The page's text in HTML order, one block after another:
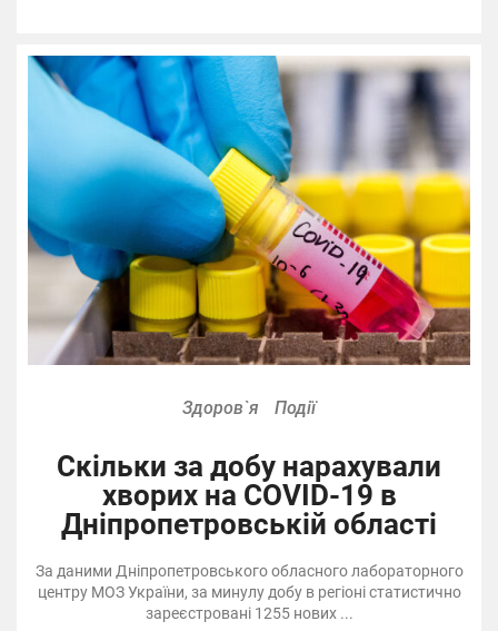
Здоров`я Події
Скільки за добу нарахували
хворих на COVID-19 в
Дніпропетровській області
За даними Дніпропетровського обласного лабораторного
центру МОЗ України, за минулу добу в регіоні статистично
зареєстровані 1255 нових ...